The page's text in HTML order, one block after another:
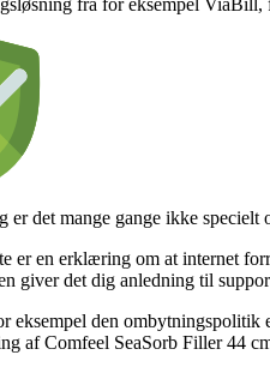
det mange gange ikke specielt
en erklæring om at internet
giver det dig anledning til
den
af Comfeel SeaSorb Filler 44